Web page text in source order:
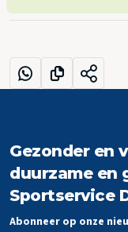
Gezonder en
duurzame en
Sportservice
Abonneer op onze